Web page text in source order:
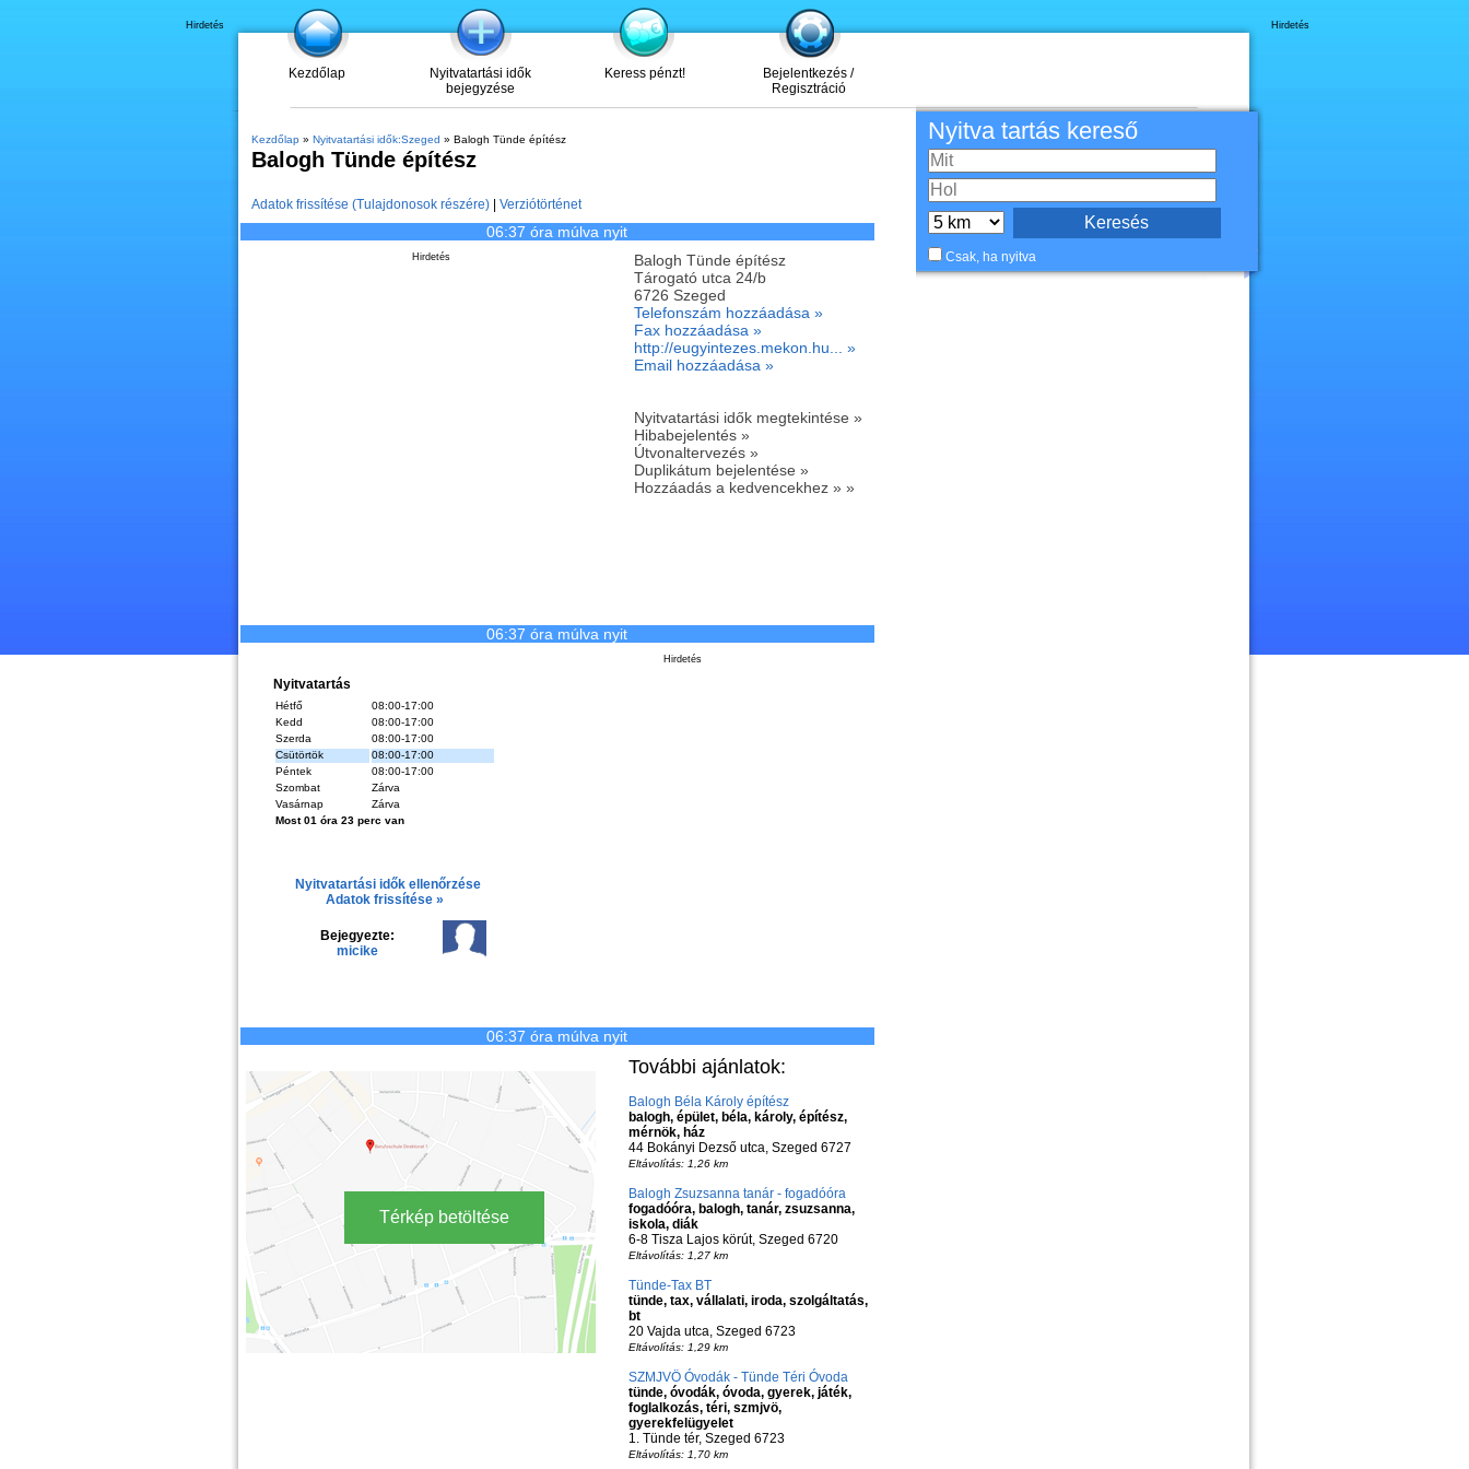
Kezdőlap
Nyitvatartási idők
bejegyzése
Keress pénzt!
Bejelentkezés /
Regisztráció
Hirdetés
Kezdőlap» Nyitvatartási idők:Szeged » Balogh Tünde építész
Balogh Tünde építész
Adatok frissítése (Tulajdonosok részére)| Verziótörténet
06:37 óra múlva nyit
Balogh Tünde építész
Tárogató utca 24/b
6726 Szeged
Telefonszám hozzáadása »
Fax hozzáadása »
http://eugyintezes.mekon.hu... »
Email hozzáadása »
Nyitvatartási idők megtekintése »
Hibabejelentés »
Útvonaltervezés »
Duplikátum bejelentése »
Hozzáadás a kedvencekhez » »
Hirdetés
06:37 óra múlva nyit
Hirdetés
Nyitvatartás
Hétfő
08:00-17:00
Kedd
08:00-17:00
Szerda
08:00-17:00
Csütörtök
08:00-17:00
Péntek
08:00-17:00
Szombat
Zárva
Vasárnap
Zárva
Most 01 óra 23 perc van
Nyitvatartási idők ellenőrzése
Adatok frissítése »
Bejegyezte:
micike
06:37 óra múlva nyit
Térkép betöltése
További ajánlatok:
Balogh Béla Károly építész
balogh, épület, béla, károly, építész,
mérnök, ház
44 Bokányi Dezső utca, Szeged 6727
Eltávolítás: 1,26 km
Balogh Zsuzsanna tanár - fogadóóra
fogadóóra, balogh, tanár, zsuzsanna,
iskola, diák
6-8 Tisza Lajos körút, Szeged 6720
Eltávolítás: 1,27 km
Tünde-Tax BT
tünde, tax, vállalati, iroda, szolgáltatás,
bt
20 Vajda utca, Szeged 6723
Eltávolítás: 1,29 km
SZMJVÖ Óvodák - Tünde Téri Óvoda
tünde, óvodák, óvoda, gyerek, játék,
foglalkozás, téri, szmjvö,
gyerekfelügyelet
1. Tünde tér, Szeged 6723
Eltávolítás: 1,70 km
Hirdetés
Nyitva tartás kereső
Csak, ha nyitva